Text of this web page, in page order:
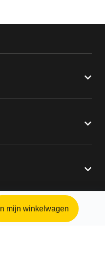
In mijn winkelwagen